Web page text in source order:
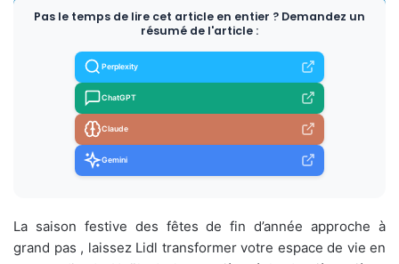
Pas le temps de lire cet article en entier ? Demandez un
résumé de l'article :
Perplexity
ChatGPT
Claude
Gemini
La saison festive des fêtes de fin d’année approche à
grand pas , laissez Lidl transformer votre espace de vie en